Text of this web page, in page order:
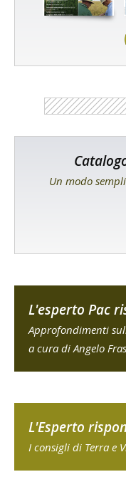
Un modo
L'esperto Pac
Approfondimenti
a cura di Angelo
L'Esperto
I consigli di Terra e